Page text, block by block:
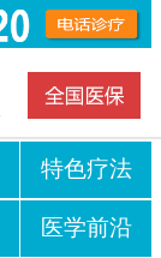
特色疗法
医学前沿